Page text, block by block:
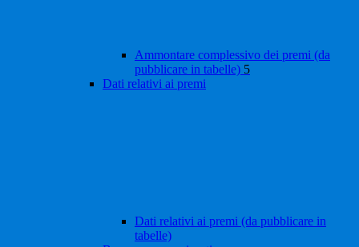
Ammontare complessivo dei premi (da
pubblicare in tabelle) 5
Dati relativi ai premi
Dati relativi ai premi (da pubblicare in
tabelle)